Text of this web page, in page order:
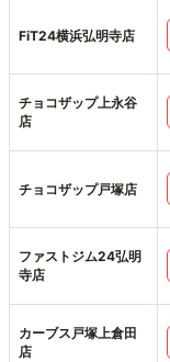
FiT24横浜弘明寺店
チョコザップ上永谷
店
チョコザップ戸塚店
ファストジム24弘明
寺店
カーブス戸塚上倉田
店